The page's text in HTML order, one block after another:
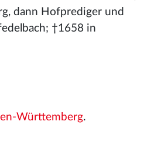
dann Hofprediger und
†1658 in
Württemberg.